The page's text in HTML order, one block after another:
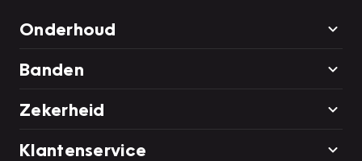
Onderhoud
Banden
Zekerheid
Klantenservice